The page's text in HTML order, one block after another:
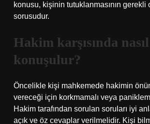
konusu, kişinin tutuklanmasının gerekli
sorusudur.
Hakim karşısında nasıl
konuşulur?
Öncelikle kişi mahkemede hakimin
vereceği için korkmamalı veya
Hakim tarafından sorulan soruları iyi
açık ve öz cevaplar verilmelidir. Kişi